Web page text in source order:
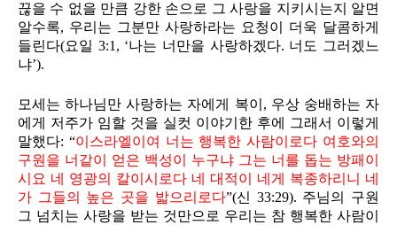
끊을 수 없을 만큼 강한 손으로 그 사랑을 지키시는지 알면
알수록, 우리는 그분만 사랑하라는 요청이 더욱 달콤하게
들린다(요일 3:1, ‘나는 너만을 사랑하겠다. 너도 그러겠느
냐’).
모세는 하나님만 사랑하는 자에게 복이, 우상 숭배하는 자
에게 저주가 임할 것을 실컷 이야기한 후에 그래서 이렇게
말했다: “이스라엘이여 너는 행복한 사람이로다 여호와의
구원을 너같이 얻은 백성이 누구냐 그는 너를 돕는 방패이
시요 네 영광의 칼이시로다 네 대적이 네게 복종하리니 네
가 그들의 높은 곳을 밟으리로다”(신 33:29). 주님의 구원
그 넘치는 사랑을 받는 것만으로 우리는 참 행복한 사람이